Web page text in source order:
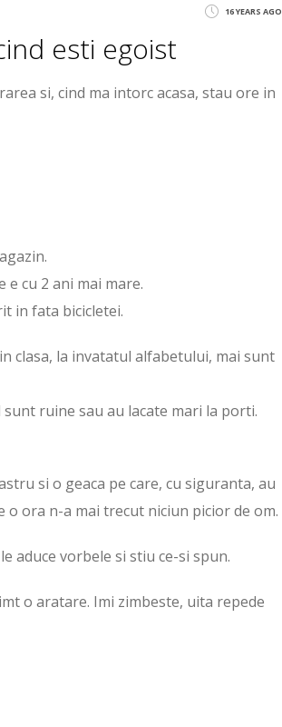
16 YEARS AGO
esti egoist
si, cind ma intorc acasa, stau ore in
e cu 2 ani mai mare.
in fata bicicletei.
clasa, la invatatul alfabetului, mai sunt
ruine sau au lacate mari la porti.
si o geaca pe care, cu siguranta, au
o ora n-a mai trecut niciun picior de om.
aduce vorbele si stiu ce-si spun.
o aratare. Imi zimbeste, uita repede